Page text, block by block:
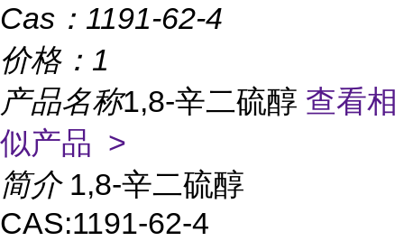
Cas： 1191-62-4
价格： 1
产品名称1,8-辛二硫醇 查看相
似产品 >
简介 1,8-辛二硫醇
CAS:1191-62-4